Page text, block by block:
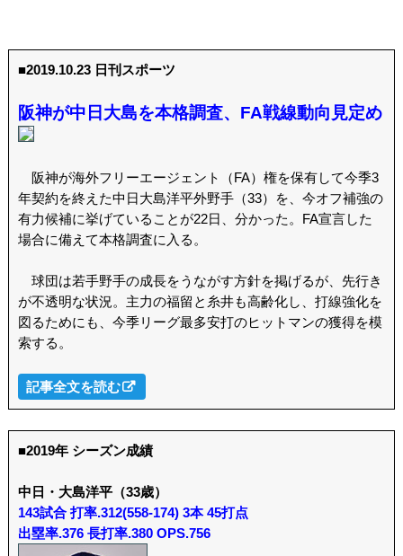
■2019.10.23 日刊スポーツ
阪神が中日大島を本格調査、FA戦線動向見定め
阪神が海外フリーエージェント（FA）権を保有して今季3
年契約を終えた中日大島洋平外野手（33）を、今オフ補強の
有力候補に挙げていることが22日、分かった。FA宣言した
場合に備えて本格調査に入る。
球団は若手野手の成長をうながす方針を掲げるが、先行き
が不透明な状況。主力の福留と糸井も高齢化し、打線強化を
図るためにも、今季リーグ最多安打のヒットマンの獲得を模
索する。
記事全文を読む
■2019年 シーズン成績
中日・大島洋平（33歳）
143試合 打率.312(558-174) 3本 45打点
出塁率.376 長打率.380 OPS.756